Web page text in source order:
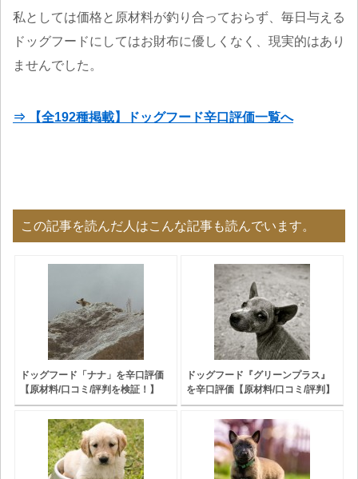
私としては価格と原材料が釣り合っておらず、毎日与える
ドッグフードにしてはお財布に優しくなく、現実的はあり
ませんでした。
⇒ 【全192種掲載】ドッグフード辛口評価一覧へ
この記事を読んだ人はこんな記事も読んでいます。
ドッグフード「ナナ」を辛口評価
【原材料/口コミ/評判を検証！】
ドッグフード『グリーンプラス』
を辛口評価【原材料/口コミ/評判】